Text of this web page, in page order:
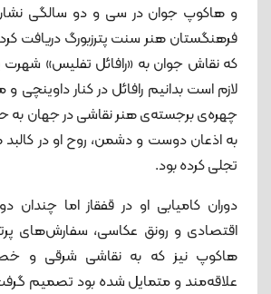
و هاکوپ جوان در سی و دو سالگی نشان
فرهنگستان هنر سنت پترزبورگ دریافت
که نقاش جوان به «رافائل تفلیس» شهرت
لازم است بدانیم رافائل در کنار داوینچی
چهره‌ی برجسته‌ی هنر نقاشی در جهان به
به اذعان دوست و دشمن، روح او در کالبد
تجلی کرده بود.
دوران کامیابی او در قفقاز اما چندان
اقتصادی و رونق عکاسی، سفارش‌های
هاکوپ نیز که به نقاشی شرقی و
علاقه‌مند و متمایل شده بود تصمیم